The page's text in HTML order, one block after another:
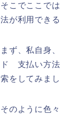
そこでここで
法が利用でき
まず、私自身
ド 支払い方
索をしてみまし
そのように色